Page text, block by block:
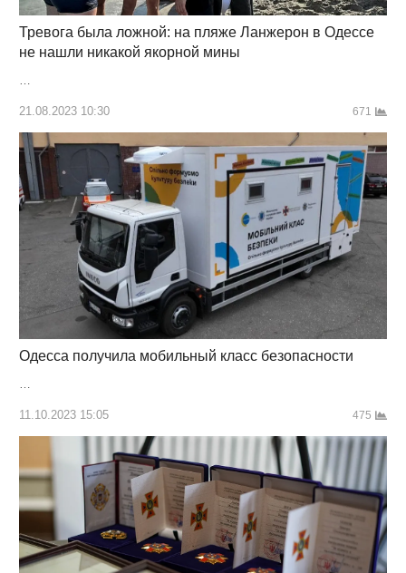
Тревога была ложной: на пляже Ланжерон в Одессе
не нашли никакой якорной мины
21.08.2023 10:30 671
Одесса получила мобильный класс безопасности
…
11.10.2023 15:05 475